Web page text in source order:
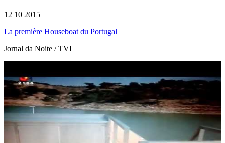
12 10 2015
La première Houseboat du Portugal
Jornal da Noite / TVI